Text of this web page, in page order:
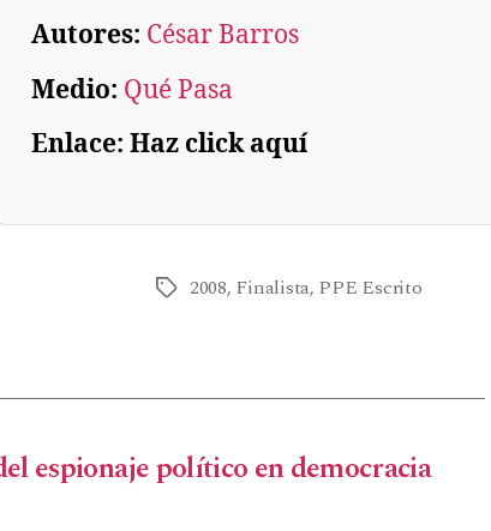
Autores: César Barros
Medio: Qué Pasa
Enlace: Haz click aquí
2008, Finalista, PPE Escrito
espionaje político en democracia